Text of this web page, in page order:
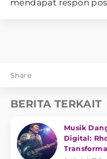
mendapat respon
Share
BERITA TERKAIT
Musik
Digital: